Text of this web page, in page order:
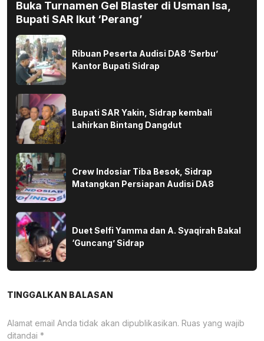
Buka Turnamen Gel Blaster di Usman Isa,
Bupati SAR Ikut ‘Perang’
Ribuan Peserta Audisi DA8 ‘Serbu’
Kantor Bupati Sidrap
Bupati SAR Yakin, Sidrap kembali
Lahirkan Bintang Dangdut
Crew Indosiar Tiba Besok, Sidrap
Matangkan Persiapan Audisi DA8
Duet Selfi Yamma dan A. Syaqirah Bakal
‘Guncang’ Sidrap
TINGGALKAN BALASAN
Alamat email Anda tidak akan dipublikasikan. Ruas yang wajib
ditandai *